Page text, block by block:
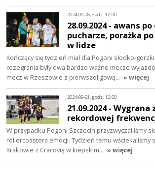
2024-09-28, godz. 12:00
28.09.2024 - awans
pucharze, porażka
w lidze
Kończący się tydzień miał dla Pogoni słodko-
rozegrania były dwa bardzo ważne mecze
mecz w Rzeszowie z pierwszoligową… » więcej
2024-09-21, godz. 12:00
21.09.2024 - Wygrana
rekordowej
W przypadku Pogoni Szczecin przyzwyczailiśmy
rollercoastera emocji. Tydzień temu wściekaliśmy
Krakowie z Cracovią w kiepskim… » więcej